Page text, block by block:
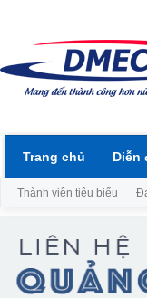
Trang chủ Diễn
Thành viên tiêu biểu